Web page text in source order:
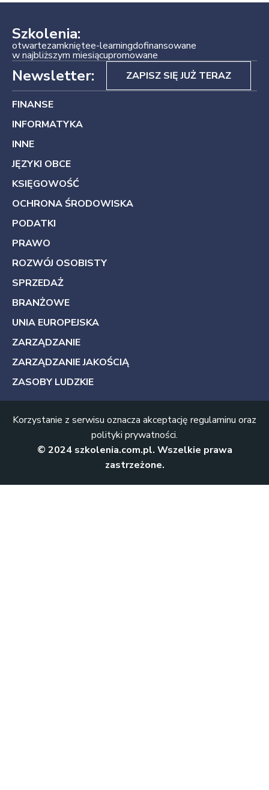
Szkolenia:
otwartezamkniętee-learningdofinansowane
w najbliższym miesiącupromowane
Newsletter: ZAPISZ SIĘ JUŻ TERAZ
FINANSE
INFORMATYKA
INNE
JĘZYKI OBCE
KSIĘGOWOŚĆ
OCHRONA ŚRODOWISKA
PODATKI
PRAWO
ROZWÓJ OSOBISTY
SPRZEDAŻ
BRANŻOWE
UNIA EUROPEJSKA
ZARZĄDZANIE
ZARZĄDZANIE JAKOŚCIĄ
ZASOBY LUDZKIE
Korzystanie z serwisu oznacza akceptację regulaminu oraz
polityki prywatności.
© 2024 szkolenia.com.pl. Wszelkie prawa
zastrzeżone.